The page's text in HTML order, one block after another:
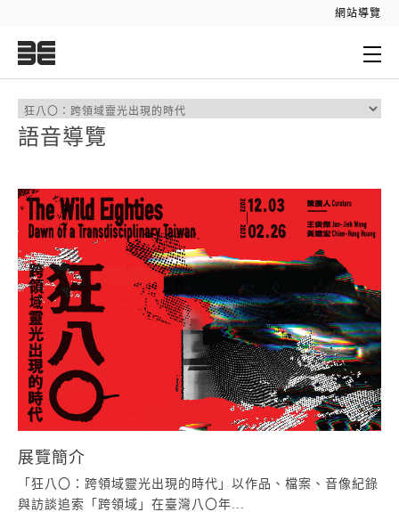
網站導覽
語音導覽
展覽簡介
「狂八〇：跨領域靈光出現的時代」以作品、檔案、音像紀錄
與訪談追索「跨領域」在臺灣八〇年...